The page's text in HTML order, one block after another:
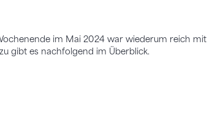
im Mai 2024 war wiederum reich mit
gibt es nachfolgend im Überblick.